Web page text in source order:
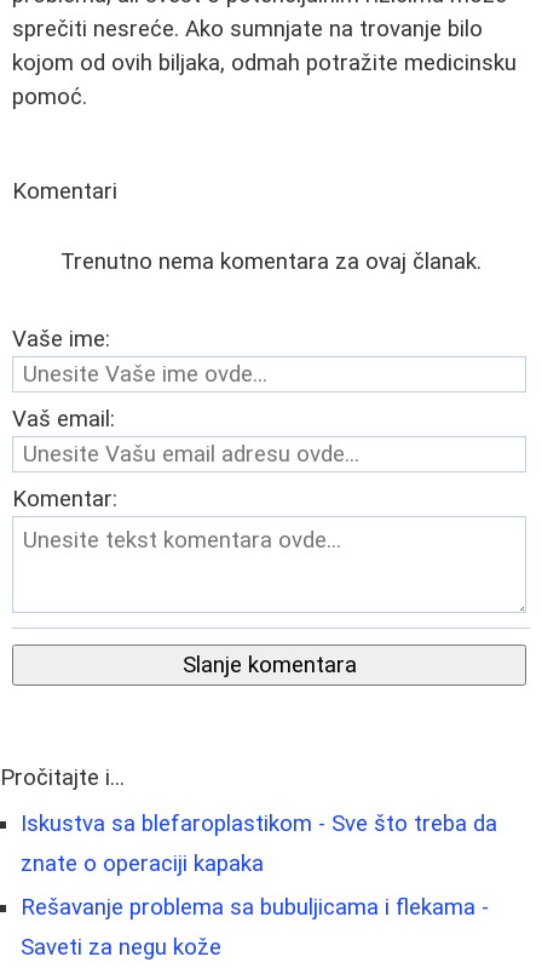
sprečiti nesreće. Ako sumnjate na trovanje bilo
kojom od ovih biljaka, odmah potražite medicinsku
pomoć.
Komentari
Trenutno nema komentara za ovaj članak.
Vaše ime:
Vaš email:
Komentar:
Slanje komentara
Pročitajte i...
Iskustva sa blefaroplastikom - Sve što treba da
znate o operaciji kapaka
Rešavanje problema sa bubuljicama i flekama -
Saveti za negu kože